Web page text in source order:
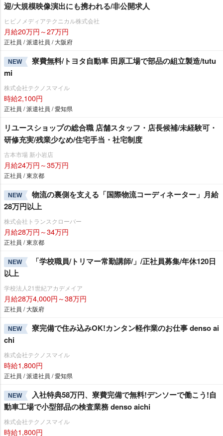
迎/大規模映像演出にも携われる/非公開求人
ヒビノメディアテクニカル株式会社
月給20万円～27万円
正社員 / 派遣社員 / 大阪府
NEW
寮費無料/トヨタ自動車 田原工場で部品の組立製造/tutu
mi
株式会社テクノスマイル
時給2,100円
正社員 / 派遣社員 / 愛知県
リユースショップの総合職 店舗スタッフ・店長候補/未経験可・
研修充実/残業少なめ/住宅手当・社宅制度
古本市場 新小岩店
月給24万円～35万円
正社員 / 東京都
NEW
物流の裏側を支える「国際物流コーディネーター」月給
28万円以上
株式会社トランスクローバー
月給28万円～34万円
正社員 / 東京都
NEW
「学校職員/トリマー常勤講師/」/正社員募集/年休120日
以上
学校法人21世紀アカデメイア
月給28万4,000円～38万円
正社員 / 大阪府
NEW
寮完備で住み込みOK!カンタン軽作業のお仕事 denso ai
chi
株式会社テクノスマイル
時給1,800円
正社員 / 派遣社員 / 愛知県
NEW
入社特典58万円、寮費完備で無料!デンソーで働こう!自
動車工場で小型部品の検査業務 denso aichi
株式会社テクノスマイル
時給1,800円